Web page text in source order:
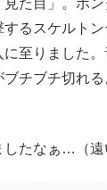
た目」。ボ
るスケルト
至りました
チブチ切れ
たなぁ…（遠